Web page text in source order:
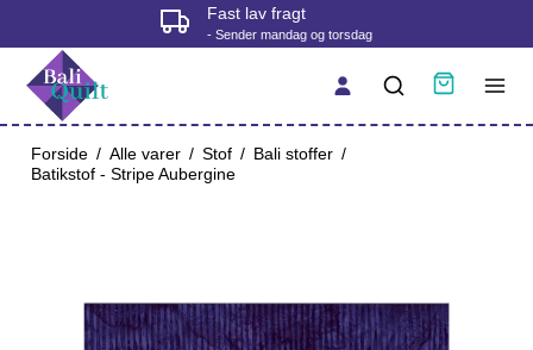
Fast lav fragt
- Sender mandag og torsdag
Forside / Alle varer / Stof / Bali stoffer /
Batikstof - Stripe Aubergine